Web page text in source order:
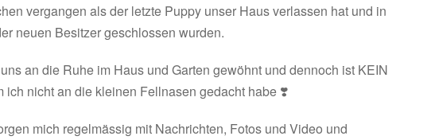
vergangen als der letzte Puppy unser Haus verlassen hat und in
neuen Besitzer geschlossen wurden.
an die Ruhe im Haus und Garten gewöhnt und dennoch ist KEIN
ich nicht an die kleinen Fellnasen gedacht habe ❣️
mich regelmässig mit Nachrichten, Fotos und Video und